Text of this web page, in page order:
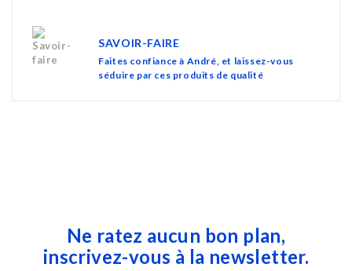
SAVOIR-FAIRE
Faites confiance à André, et laissez-vous
séduire par ces produits de qualité
Ne ratez aucun bon plan,
inscrivez-vous à la newsletter.